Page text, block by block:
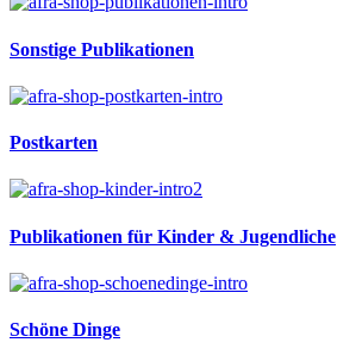
Sonstige Publikationen
Postkarten
Publikationen für Kinder & Jugendliche
Schöne Dinge